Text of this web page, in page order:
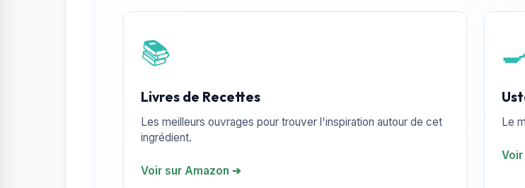
📚
Livres de Recettes
Les meilleurs ouvrages pour trouver l'inspiration autour de cet
ingrédient.
Voir sur Amazon ➔
Le